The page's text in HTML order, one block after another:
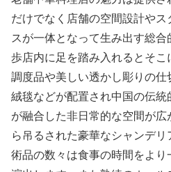
だけでなく店舗の空間設計や
スが一体となって生み出す総
歩店内に足を踏み入れるとそ
調度品や美しい透かし彫りの
絨毯などが配置され中国の伝
が融合した非日常的な空間が
ら吊るされた豪華なシャンデ
術品の数々は食事の時間をよ